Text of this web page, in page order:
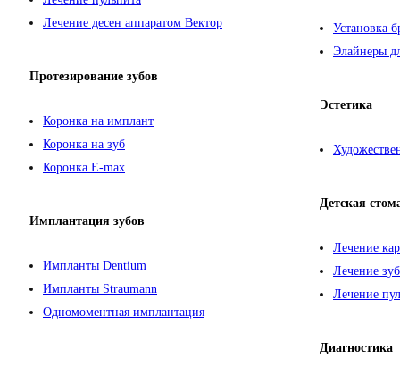
Лечение десен аппаратом Вектор
Протезирование зубов
Коронка на имплант
Коронка на зуб
Коронка E-max
Имплантация зубов
Импланты Dentium
Импланты Straumann
Одномоментная имплантация
Установка
Элайнеры
Эстетика
Детская
Лечение
Лечение
Лечение
Диагностика